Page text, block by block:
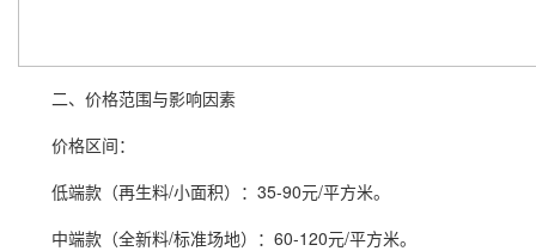
二、价格范围与影响因素
价格区间：
低端款（再生料/小面积）：35-90元/平方米。
中端款（全新料/标准场地）：60-120元/平方米。